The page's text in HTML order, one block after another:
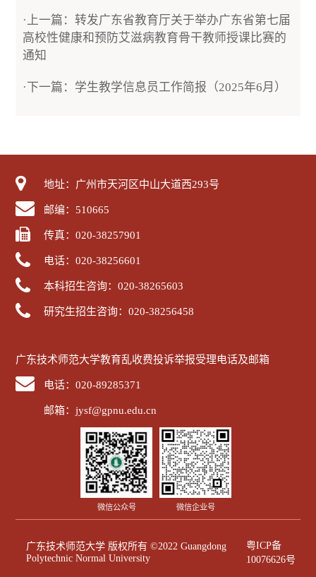
·上一篇：转发广东省教育厅关于举办广东省第七届
高校性健康和预防艾滋病教育骨干教师授课比赛的
通知
·下一篇：学生教学信息员工作简报（2025年6月）
地址：广州市天河区中山大道西293号
邮编：510665
传真：020-38257901
电话：020-38256601
本科招生咨询：020-38265603
研究生招生咨询：020-38256458
广东技术师范大学教育乱收费投诉举报受理电话及邮箱
电话：020-89285371
邮箱：jysf@gpnu.edu.cn
微信公众号 微信企业号
广东技术师范大学 版权所有 ©2022 Guangdong
Polytechnic Normal University
粤ICP备
10076626号